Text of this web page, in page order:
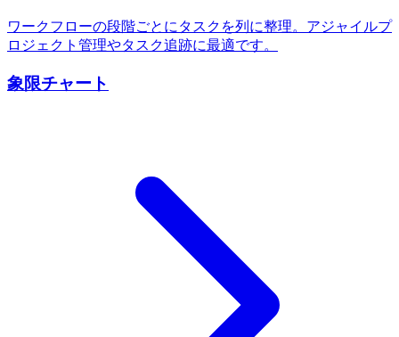
ワークフローの段階ごとにタスクを列に整理。アジャイルプ
ロジェクト管理やタスク追跡に最適です。
象限チャート